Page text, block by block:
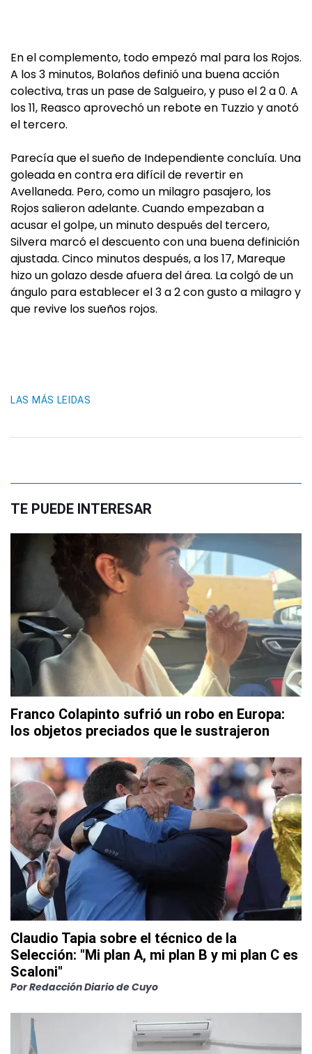
En el complemento, todo empezó mal para los Rojos.
A los 3 minutos, Bolaños definió una buena acción
colectiva, tras un pase de Salgueiro, y puso el 2 a 0. A
los 11, Reasco aprovechó un rebote en Tuzzio y anotó
el tercero.
Parecía que el sueño de Independiente concluía. Una
goleada en contra era difícil de revertir en
Avellaneda. Pero, como un milagro pasajero, los
Rojos salieron adelante. Cuando empezaban a
acusar el golpe, un minuto después del tercero,
Silvera marcó el descuento con una buena definición
ajustada. Cinco minutos después, a los 17, Mareque
hizo un golazo desde afuera del área. La colgó de un
ángulo para establecer el 3 a 2 con gusto a milagro y
que revive los sueños rojos.
LAS MÁS LEIDAS
TE PUEDE INTERESAR
Franco Colapinto sufrió un robo en Europa:
los objetos preciados que le sustrajeron
Claudio Tapia sobre el técnico de la
Selección: "Mi plan A, mi plan B y mi plan C es
Scaloni"
PorRedacción Diario de Cuyo